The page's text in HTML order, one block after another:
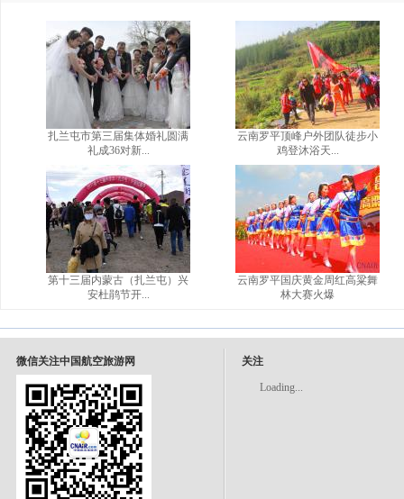
扎兰屯市第三届集体婚礼圆满
礼成36对新...
第十三届内蒙古（扎兰屯）兴
安杜鹃节开...
云南罗平顶峰户外团队徒步小
鸡登沐浴天...
云南罗平国庆黄金周红高粱舞
林大赛火爆
微信关注中国航空旅游网 关注
Loading...